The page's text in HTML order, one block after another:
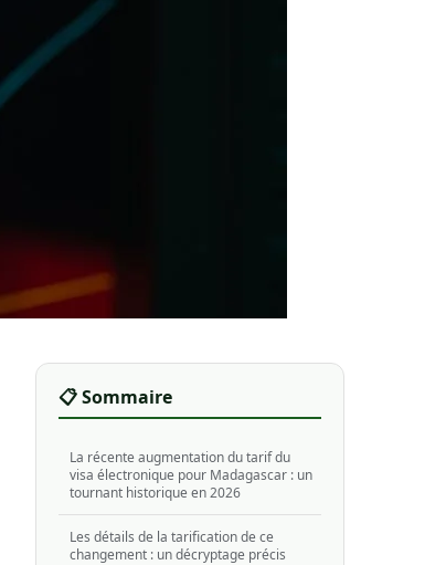
📋 Sommaire
La récente augmentation du tarif du
visa électronique pour Madagascar : un
tournant historique en 2026
Les détails de la tarification de ce
changement : un décryptage précis